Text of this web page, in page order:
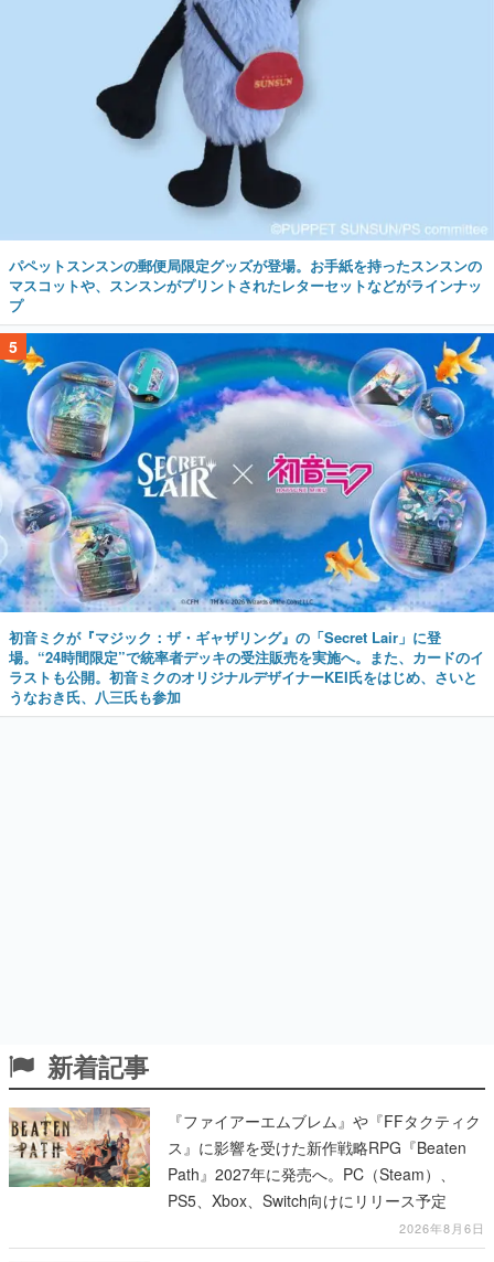
パペットスンスンの郵便局限定グッズが登場。お手紙を持ったスンスンの
マスコットや、スンスンがプリントされたレターセットなどがラインナッ
プ
5
初音ミクが『マジック：ザ・ギャザリング』の「Secret Lair」に登
場。“24時間限定”で統率者デッキの受注販売を実施へ。また、カードのイ
ラストも公開。初音ミクのオリジナルデザイナーKEI氏をはじめ、さいと
うなおき氏、八三氏も参加
新着記事
『ファイアーエムブレム』や『FFタクティク
ス』に影響を受けた新作戦略RPG『Beaten
Path』2027年に発売へ。PC（Steam）、
PS5、Xbox、Switch向けにリリース予定
2026年8月6日